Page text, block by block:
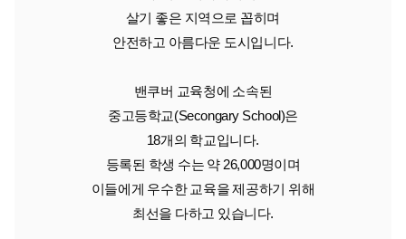
살기 좋은 지역으로 꼽히며
안전하고 아름다운 도시입니다.
밴쿠버 교육청에 소속된
중고등학교(Secongary School)은
18개의 학교입니다.
등록된 학생 수는 약 26,000명이며
이들에게 우수한 교육을 제공하기 위해
최선을 다하고 있습니다.